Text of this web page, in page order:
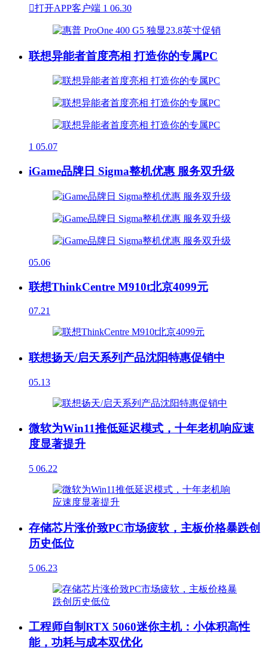
打开APP客户端 1 06.30
联想异能者首度亮相 打造你的专属PC
1 05.07
iGame品牌日 Sigma整机优惠 服务双升级
05.06
联想ThinkCentre M910t北京4099元
07.21
联想扬天/启天系列产品沈阳特惠促销中
05.13
微软为Win11推低延迟模式，十年老机响应速
度显著提升
5 06.22
存储芯片涨价致PC市场疲软，主板价格暴跌创
历史低位
5 06.23
工程师自制RTX 5060迷你主机：小体积高性
能，功耗与成本双优化